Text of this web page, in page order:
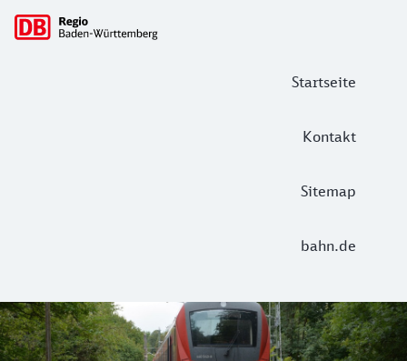
Startseite
Kontakt
Sitemap
bahn.de
Hauptnavigation
Willkommen auf der Erms- und
Nach einer langen Vorbereitungs- und Wartezeit war es